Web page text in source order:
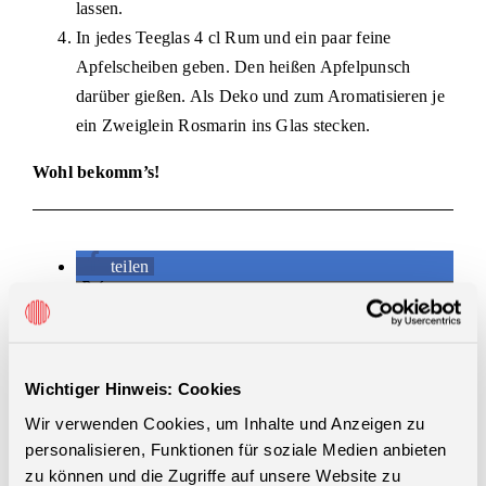
Wichtiger Hinweis: Cookies
Wir verwenden Cookies, um Inhalte und Anzeigen zu
personalisieren, Funktionen für soziale Medien anbieten
zu können und die Zugriffe auf unsere Website zu
lassen.
In jedes Teeglas 4 cl Rum und ein paar feine
Apfelscheiben geben. Den heißen Apfelpunsch
darüber gießen. Als Deko und zum Aromatisieren je
ein Zweiglein Rosmarin ins Glas stecken.
Wohl bekomm’s!
teilen
E-Mail
Du musstangemeldetsein, um einen Kommentar schreiben